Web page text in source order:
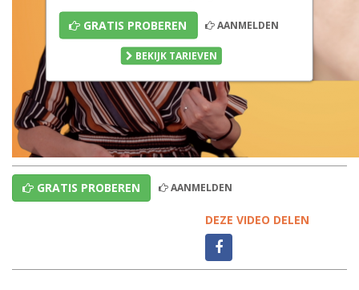
GRATIS PROBEREN AANMELDEN
BEKIJK TARIEVEN
GRATIS PROBEREN AANMELDEN
DEZE VIDEO DELEN